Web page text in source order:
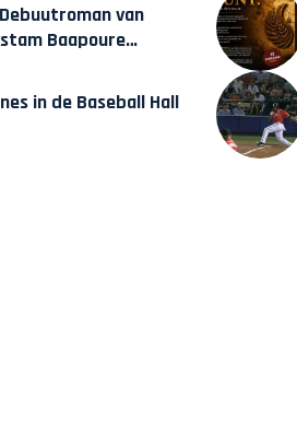
Debuutroman van
Baapoure
in de Baseball Hall